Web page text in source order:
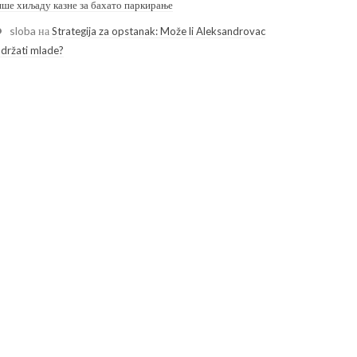
хиљаду казне за бахато паркирање
sloba наStrategija za opstanak: Može li Aleksandrovac
mlade?